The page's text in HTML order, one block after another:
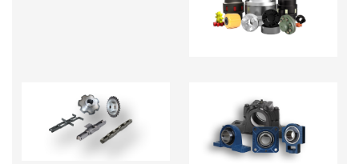
KHỚP NỐI TRỤC -
PHỤ KIỆN
NHÔNG XÍCH GỐI ĐỠ